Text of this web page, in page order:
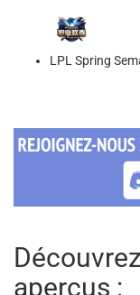
LPL Spring
aperçus :